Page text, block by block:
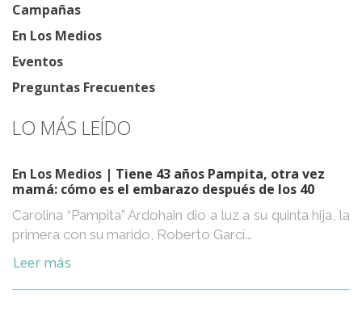
Campañas
En Los Medios
Eventos
Preguntas Frecuentes
LO MÁS LEÍDO
En Los Medios | Tiene 43 años Pampita, otra vez
mamá: cómo es el embarazo después de los 40
Carolina “Pampita” Ardohain dio a luz a su quinta hija, la
primera con su marido, Roberto Garcí...
Leer más